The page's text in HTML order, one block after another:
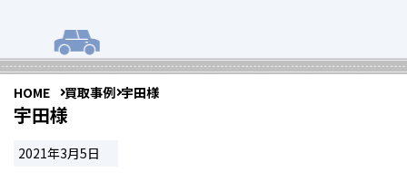
HOME 買取事例 宇田様
宇田様
2021年3月5日